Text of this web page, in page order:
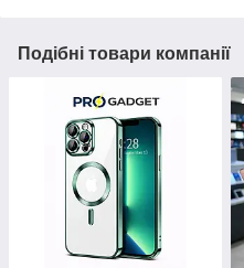
Подібні товари компанії